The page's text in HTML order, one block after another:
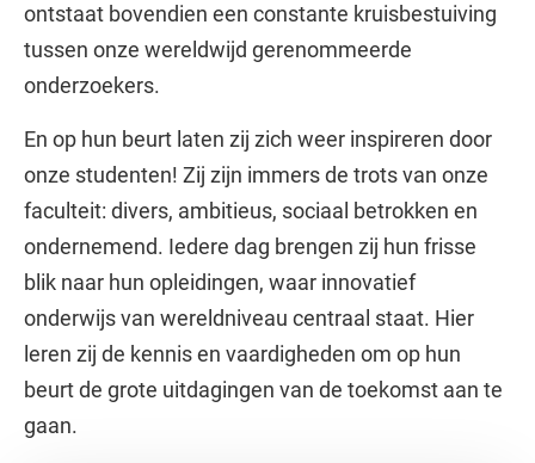
ontstaat bovendien een constante kruisbestuiving
tussen onze wereldwijd gerenommeerde
onderzoekers.
En op hun beurt laten zij zich weer inspireren door
onze studenten! Zij zijn immers de trots van onze
faculteit: divers, ambitieus, sociaal betrokken en
ondernemend. Iedere dag brengen zij hun frisse
blik naar hun opleidingen, waar innovatief
onderwijs van wereldniveau centraal staat. Hier
leren zij de kennis en vaardigheden om op hun
beurt de grote uitdagingen van de toekomst aan te
gaan.